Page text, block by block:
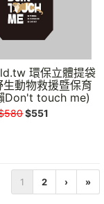
環保立體提袋
生動物救援暨保育
Don't touch me)
$551
1 2 › »